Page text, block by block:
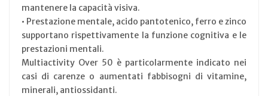
mantenere la capacità visiva.
• Prestazione mentale, acido pantotenico, ferro e zinco
supportano rispettivamente la funzione cognitiva e le
prestazioni mentali.
Multiactivity Over 50 è particolarmente indicato nei
casi di carenze o aumentati fabbisogni di vitamine,
minerali, antiossidanti.